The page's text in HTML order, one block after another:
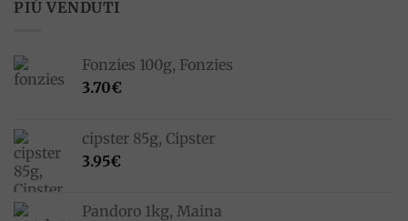
PIÙ VENDUTI
Fonzies 100g, Fonzies
3.70€
cipster 85g, Cipster
3.95€
Pandoro 1kg, Maina